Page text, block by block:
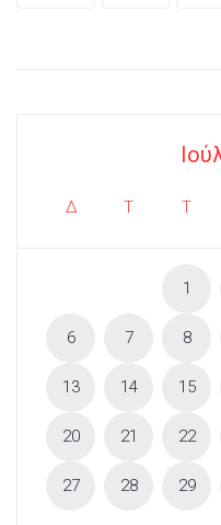
Δ Τ Τ
1
6 7 8
13 14 15
20 21 22
27 28 29